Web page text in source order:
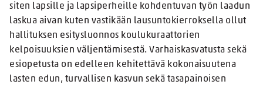
siten lapsille ja lapsiperheille kohdentuvan työn laadun
laskua aivan kuten vastikään lausuntokierroksella ollut
hallituksen esitysluonnos koulukuraattorien
kelpoisuuksien väljentämisestä. Varhaiskasvatusta sekä
esiopetusta on edelleen kehitettävä kokonaisuutena
lasten edun, turvallisen kasvun sekä tasapainoisen